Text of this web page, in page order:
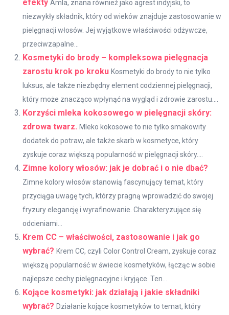
efekty Amla, znana również jako agrest indyjski, to
niezwykły składnik, który od wieków znajduje zastosowanie w
pielęgnacji włosów. Jej wyjątkowe właściwości odżywcze,
przeciwzapalne...
Kosmetyki do brody – kompleksowa pielęgnacja
zarostu krok po kroku Kosmetyki do brody to nie tylko
luksus, ale także niezbędny element codziennej pielęgnacji,
który może znacząco wpłynąć na wygląd i zdrowie zarostu....
Korzyści mleka kokosowego w pielęgnacji skóry:
zdrowa twarz. Mleko kokosowe to nie tylko smakowity
dodatek do potraw, ale także skarb w kosmetyce, który
zyskuje coraz większą popularność w pielęgnacji skóry....
Zimne kolory włosów: jak je dobrać i o nie dbać?
Zimne kolory włosów stanowią fascynujący temat, który
przyciąga uwagę tych, którzy pragną wprowadzić do swojej
fryzury elegancję i wyrafinowanie. Charakteryzujące się
odcieniami...
Krem CC – właściwości, zastosowanie i jak go
wybrać? Krem CC, czyli Color Control Cream, zyskuje coraz
większą popularność w świecie kosmetyków, łącząc w sobie
najlepsze cechy pielęgnacyjne i kryjące. Ten...
Kojące kosmetyki: jak działają i jakie składniki
wybrać? Działanie kojące kosmetyków to temat, który